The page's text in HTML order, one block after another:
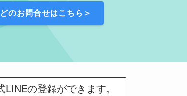
のお問合せはこちら＞
の登録ができます。